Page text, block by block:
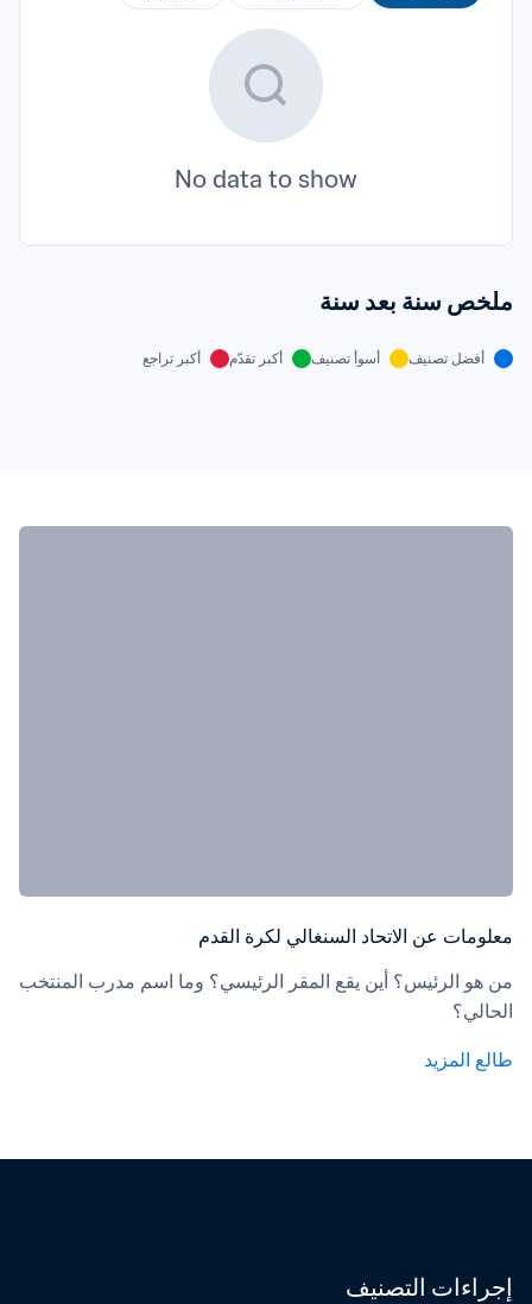
No data to show
ملخص سنة بعد سنة
أفضل تصنيف أسوأ تصنيف أكبر تقدّم أكبر تراجع
معلومات عن الاتحاد السنغالي لكرة القدم
الحالي؟
طالع المزيد
إجراءات التصنيف